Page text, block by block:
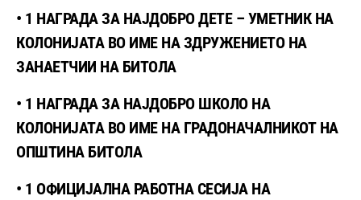
• 1 НАГРАДА ЗА НАЈДОБРО ДЕТЕ – УМЕТНИК НА
КОЛОНИЈАТА ВО ИМЕ НА ЗДРУЖЕНИЕТО НА
ЗАНАЕТЧИИ НА БИТОЛА
• 1 НАГРАДА ЗА НАЈДОБРО ШКОЛО НА
КОЛОНИЈАТА ВО ИМЕ НА ГРАДОНАЧАЛНИКОТ НА
ОПШТИНА БИТОЛА
• 1 ОФИЦИЈАЛНА РАБОТНА СЕСИЈА НА